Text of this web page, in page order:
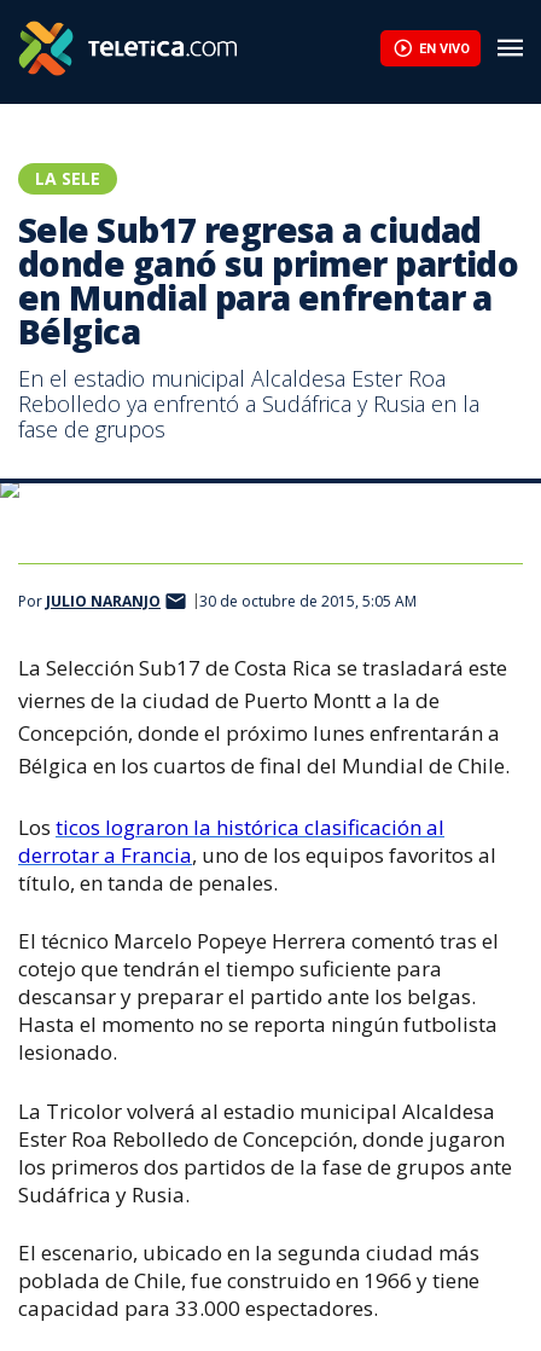
EN VIVO
LA SELE
Sele Sub17 regresa a ciudad
donde ganó su primer partido
en Mundial para enfrentar a
Bélgica
En el estadio municipal Alcaldesa Ester Roa
Rebolledo ya enfrentó a Sudáfrica y Rusia en la
fase de grupos
En Concepción ya enfrentaron a Sudáfrica y Rusia en la fase de
Por JULIO NARANJO 30 de octubre de 2015, 5:05 AM
La Selección Sub17 de Costa Rica se trasladará este
viernes de la ciudad de Puerto Montt a la de
Concepción, donde el próximo lunes enfrentarán a
Bélgica en los cuartos de final del Mundial de Chile.
Los ticos lograron la histórica clasificación al
derrotar a Francia, uno de los equipos favoritos al
título, en tanda de penales.
El técnico Marcelo Popeye Herrera comentó tras el
cotejo que tendrán el tiempo suficiente para
descansar y preparar el partido ante los belgas.
Hasta el momento no se reporta ningún futbolista
lesionado.
La Tricolor volverá al estadio municipal Alcaldesa
Ester Roa Rebolledo de Concepción, donde jugaron
los primeros dos partidos de la fase de grupos ante
Sudáfrica y Rusia.
El escenario, ubicado en la segunda ciudad más
poblada de Chile, fue construido en 1966 y tiene
capacidad para 33.000 espectadores.